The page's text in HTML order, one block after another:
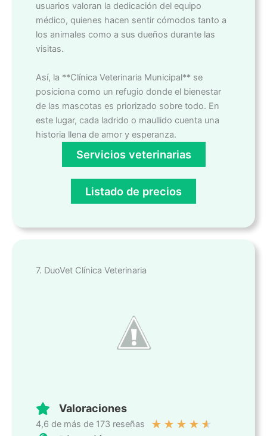
usuarios valoran la dedicación del equipo
médico, quienes hacen sentir cómodos tanto a
los animales como a sus dueños durante las
visitas.
Así, la **Clínica Veterinaria Municipal** se
posiciona como un refugio donde el bienestar
de las mascotas es priorizado sobre todo. En
este lugar, cada ladrido o maullido cuenta una
historia llena de amor y esperanza.
Servicios veterinarias
Listado de precios
7. DuoVet Clínica Veterinaria
Valoraciones
4,6 de más de 173 reseñas ★ ★ ★ ★ ★